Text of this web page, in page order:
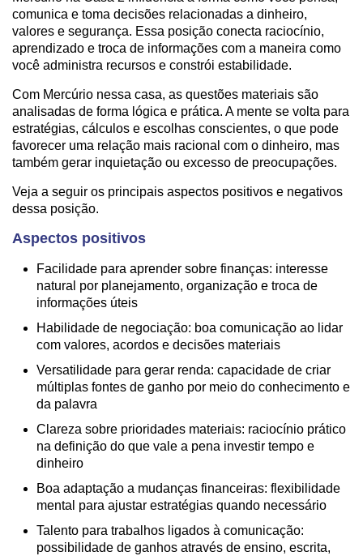
comunica e toma decisões relacionadas a dinheiro,
valores e segurança. Essa posição conecta raciocínio,
aprendizado e troca de informações com a maneira como
você administra recursos e constrói estabilidade.
Com Mercúrio nessa casa, as questões materiais são
analisadas de forma lógica e prática. A mente se volta para
estratégias, cálculos e escolhas conscientes, o que pode
favorecer uma relação mais racional com o dinheiro, mas
também gerar inquietação ou excesso de preocupações.
Veja a seguir os principais aspectos positivos e negativos
dessa posição.
Aspectos positivos
Facilidade para aprender sobre finanças: interesse
natural por planejamento, organização e troca de
informações úteis
Habilidade de negociação: boa comunicação ao lidar
com valores, acordos e decisões materiais
Versatilidade para gerar renda: capacidade de criar
múltiplas fontes de ganho por meio do conhecimento e
da palavra
Clareza sobre prioridades materiais: raciocínio prático
na definição do que vale a pena investir tempo e
dinheiro
Boa adaptação a mudanças financeiras: flexibilidade
mental para ajustar estratégias quando necessário
Talento para trabalhos ligados à comunicação:
possibilidade de ganhos através de ensino, escrita,